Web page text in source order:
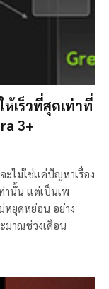
ห้เร็วที่สุดเท่าที่
3+
ไม่ใช่เเค่ปัญหาเรื่อง
านั้น เเต่เป็นเพ
หยุดหย่อน อย่าง
มาณช่วงเดือน